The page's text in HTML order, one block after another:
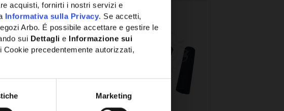
acquisti, fornirti i nostri servizi e
Informativa sulla Privacy. Se accetti,
Arbo. É possibile accettare e gestire le
sui Dettagli e Informazione sui
precedentemente autorizzati,
Marketing